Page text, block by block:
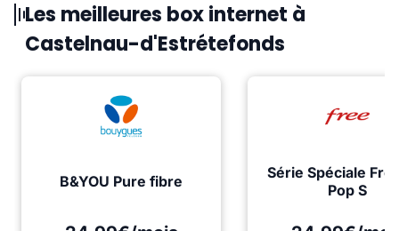
Les meilleures box internet à
Castelnau-d'Estrétefonds
B&YOU Pure fibre
Série Spéciale
Pop S